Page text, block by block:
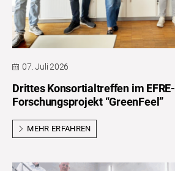
07. Juli 2026
Drittes Konsortialtreffen im EFRE-
Forschungsprojekt “GreenFeel”
MEHR ERFAHREN